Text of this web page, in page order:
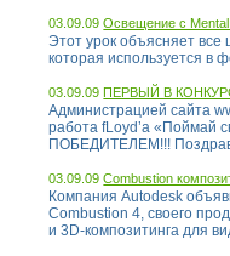
03.09.09Освещение с
Этот урок объясняет все
которая используется в
03.09.09 ПЕРВЫЙ В
Администрацией сайта
работа fLoyd’a «Поймай
ПОБЕДИТЕЛЕМ!!!
03.09.09Combustion
Компания Autodesk
Combustion 4, своего
и 3D-композитинга для